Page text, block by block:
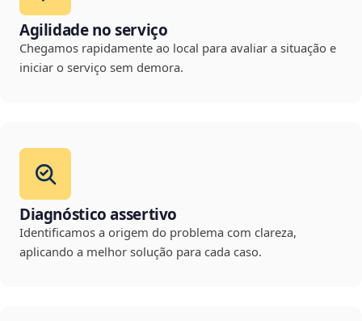
Agilidade no serviço
Chegamos rapidamente ao local para avaliar a situação e
iniciar o serviço sem demora.
Diagnóstico assertivo
Identificamos a origem do problema com clareza,
aplicando a melhor solução para cada caso.